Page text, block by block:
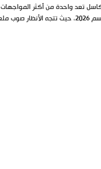
تعد واحدة من أكثر
الدوري الإنجليزي الممتاز لموسم 2026، حيث تتجه